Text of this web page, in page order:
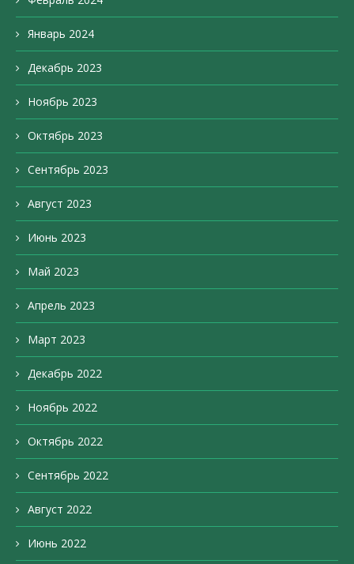
Январь 2024
Декабрь 2023
Ноябрь 2023
Октябрь 2023
Сентябрь 2023
Август 2023
Июнь 2023
Май 2023
Апрель 2023
Март 2023
Декабрь 2022
Ноябрь 2022
Октябрь 2022
Сентябрь 2022
Август 2022
Июнь 2022